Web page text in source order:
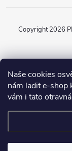
Naše cookies
nám ladit e-shop
vám i tato
Copyright 2026